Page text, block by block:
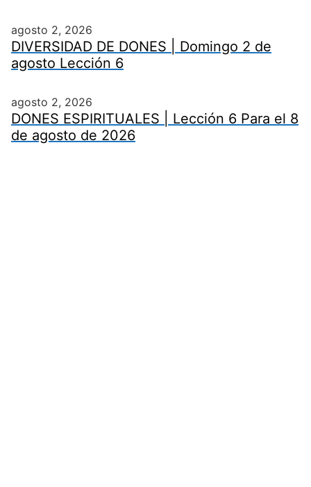
agosto 2, 2026
DIVERSIDAD DE DONES | Domingo 2 de
agosto Lección 6
agosto 2, 2026
DONES ESPIRITUALES | Lección 6 Para el 8
de agosto de 2026